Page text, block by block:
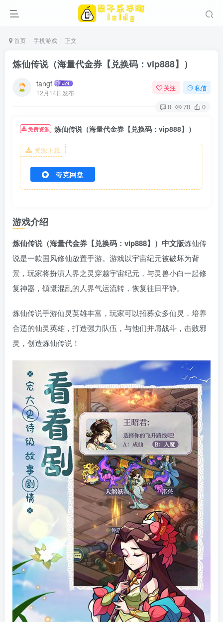
首页 手机游戏 正文
炼仙传说（海量代金券【兑换码：vip888】）
tangf
12月14日发布
关注 私信
0 70 0
免费资源 炼仙传说（海量代金券【兑换码：vip888】）
资源下载
夸克网盘
游戏介绍
炼仙传说（海量代金券【兑换码：vip888】）中文版炼仙传
说是一款国风修仙放置手游。游戏以宇宙纪元被破坏为背
景，玩家将扮演人界之灵穿越宇宙纪元，与灵兽小白一起修
复神器，镇慑混乱的人界气运流转，恢复往日平静。
炼仙传说手游仙灵英雄丰富，玩家可以招募众多仙灵，培养
合适的仙灵英雄，打造强力队伍，与他们并肩战斗，击败邪
灵，创造炼仙传说！